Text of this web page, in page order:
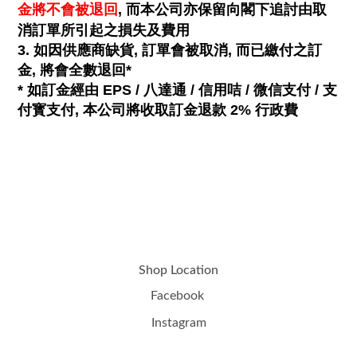
金將不會被退回 , 而本公司亦保留向閣下追討由取
消訂單所引起之損失及費用
3. 如因供應商缺貨, 訂單會被取消, 而已繳付之訂
金, 將會全數退回*
* 如訂金經由 EPS / 八達通 / 信用咭 / 微信支付 / 支
付寳支付, 本公司將收取訂金退款 2% 行政費
Shop Location
Facebook
Instagram